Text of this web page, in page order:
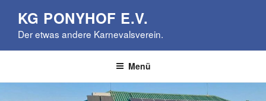
springen
KG PONYHOF E.V.
Der etwas andere Karnevalsverein.
Menü